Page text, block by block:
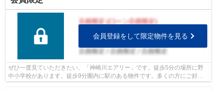
会員登録をして限定物件を見る
ぜひ一度見ていただきたい、「神崎川エアリー」です。徒歩5分の場所に野
中小学校があります。徒歩9分圏内に駅のある物件です。多くの方にご好評